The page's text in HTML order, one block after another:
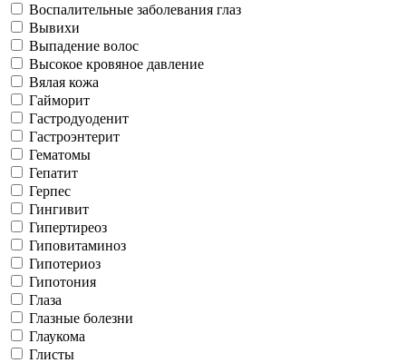
Воспалительные заболевания глаз
Вывихи
Выпадение волос
Высокое кровяное давление
Вялая кожа
Гайморит
Гастродуоденит
Гастроэнтерит
Гематомы
Гепатит
Герпес
Гингивит
Гипертиреоз
Гиповитаминоз
Гипотериоз
Гипотония
Глаза
Глазные болезни
Глаукома
Глисты